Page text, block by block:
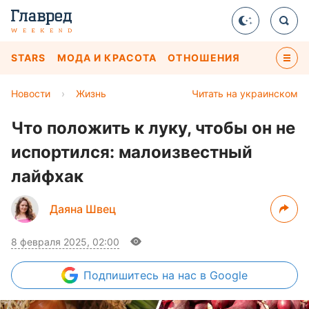
STARS МОДА И КРАСОТА ОТНОШЕНИЯ
Читать на украинском
Новости › Жизнь
Что положить к луку, чтобы он не
испортился: малоизвестный
лайфхак
Даяна Швец
8 февраля 2025, 02:00
Подпишитесь на нас в Google